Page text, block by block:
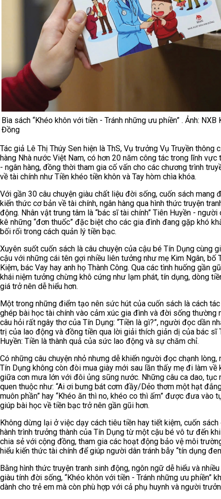
Bìa sách “Khéo khôn với tiền - Tránh những ưu phiền” . Ảnh: NXB
Đồng
Tác giả Lê Thị Thúy Sen hiện là ThS, Vụ trưởng Vụ Truyền thông
hàng Nhà nước Việt Nam, có hơn 20 năm công tác trong lĩnh vực
- ngân hàng, đồng thời tham gia cố vấn cho các chương trình
về tài chính như Tiền khéo tiền khôn và Tay hòm chìa khóa.
Với gần 30 câu chuyện giàu chất liệu đời sống, cuốn sách mang
kiến thức cơ bản về tài chính, ngân hàng qua hình thức truyện
động. Nhân vật trung tâm là “bác sĩ tài chính” Tiên Huyền - người
kê những “đơn thuốc” đặc biệt cho các gia đình đang gặp khó
bối rối trong cách quản lý tiền bạc.
Xuyên suốt cuốn sách là câu chuyện của cậu bé Tín Dụng cùng
cậu với những cái tên gợi nhiều liên tưởng như mẹ Kim Ngân, bố
Kiệm, bác Vay hay anh họ Thành Công. Qua các tình huống gần
khái niệm tưởng chừng khô cứng như lạm phát, tín dụng, dòng
giá trở nên dễ hiểu hơn.
Một trong những điểm tạo nên sức hút của cuốn sách là cách
ghép bài học tài chính vào cảm xúc gia đình và đời sống thường
câu hỏi rất ngây thơ của Tín Dụng: “Tiền là gì?”, người đọc dần
trị của lao động và đồng tiền qua lời giải thích giản dị của bác sĩ
Huyền: Tiền là thành quả của sức lao động và sự chăm chỉ.
Có những câu chuyện nhỏ nhưng dễ khiến người đọc chạnh lòng,
Tín Dụng không còn đòi mua giày mới sau lần thấy mẹ đi làm về
giữa cơn mưa lớn với đôi ủng sũng nước. Những câu ca dao, tục
quen thuộc như: “Ai ơi bưng bát cơm đầy/Dẻo thơm một hạt
muôn phần” hay “Khéo ăn thì no, khéo co thì ấm” được đưa vào
giúp bài học về tiền bạc trở nên gần gũi hơn.
Không dừng lại ở việc dạy cách tiêu tiền hay tiết kiệm, cuốn sách
hành trình trưởng thành của Tín Dụng từ một cậu bé vô tư đến
chia sẻ với cộng đồng, tham gia các hoạt động bảo vệ môi
hiểu kiến thức tài chính để giúp người dân tránh bẫy “tín dụng
Bằng hình thức truyện tranh sinh động, ngôn ngữ dễ hiểu và
giàu tính đời sống, “Khéo khôn với tiền - Tránh những ưu phiền”
dành cho trẻ em mà còn phù hợp với cả phụ huynh và người